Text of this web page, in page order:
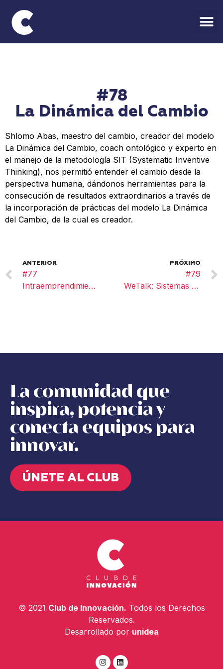
#78
La Dinámica del Cambio
Shlomo Abas, maestro del cambio, creador del modelo
La Dinámica del Cambio, coach ontológico y experto en
el manejo de la metodología SIT (Systematic Inventive
Thinking), nos permitió entender el cambio desde la
perspectiva humana, dándonos herramientas para la
consecución de resultados extraordinarios a través de
la incorporación de prácticas del modelo La Dinámica
del Cambio, de la cual es creador.
ANTERIOR
#77
Intraemprendimiento
PRÓXIMO
#79
WeTalk: Sistemas de Innovación Expositor: PROCAPS
La comunidad que
inspira, potencia y
conecta equipos para
innovar.
ÚNETE AL CLUB
© 2021 Club de Innovación. Todos los Derechos
Reservados.
Desarrollado por unidea